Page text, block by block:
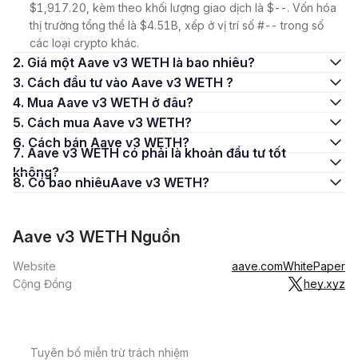
$1,917.20, kèm theo khối lượng giao dịch là $--. Vốn hóa
thị trường tổng thể là $4.51B, xếp ở vị trí số #-- trong số
các loại crypto khác.
2. Giá một Aave v3 WETH là bao nhiêu?
3. Cách đầu tư vào Aave v3 WETH ?
4. Mua Aave v3 WETH ở đâu?
5. Cách mua Aave v3 WETH?
6. Cách bán Aave v3 WETH?
7. Aave v3 WETH có phải là khoản đầu tư tốt
không?
8. Có bao nhiêuAave v3 WETH?
Aave v3 WETH Nguồn
Website aave.comWhitePaper
Cộng Đồng
hey.xyz
Tuyên bố miễn trừ trách nhiệm